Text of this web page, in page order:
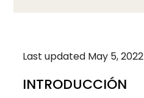
Last updated May 5, 2022
INTRODUCCIÓN